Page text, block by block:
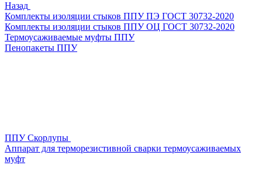
Назад
Комплекты изоляции стыков ППУ ПЭ ГОСТ 30732-2020
Комплекты изоляции стыков ППУ ОЦ ГОСТ 30732-2020
Термоусаживаемые муфты ППУ
Пенопакеты ППУ
ППУ Скорлупы
Аппарат для терморезистивной сварки термоусаживаемых
муфт